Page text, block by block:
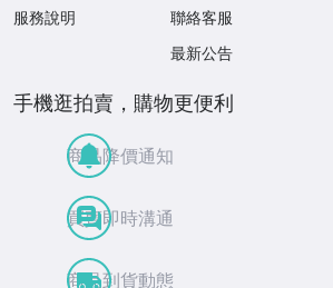
服務說明
聯絡客服
最新公告
手機逛拍賣，購物更便利
商品降價通知
買賣即時溝通
商品到貨動態